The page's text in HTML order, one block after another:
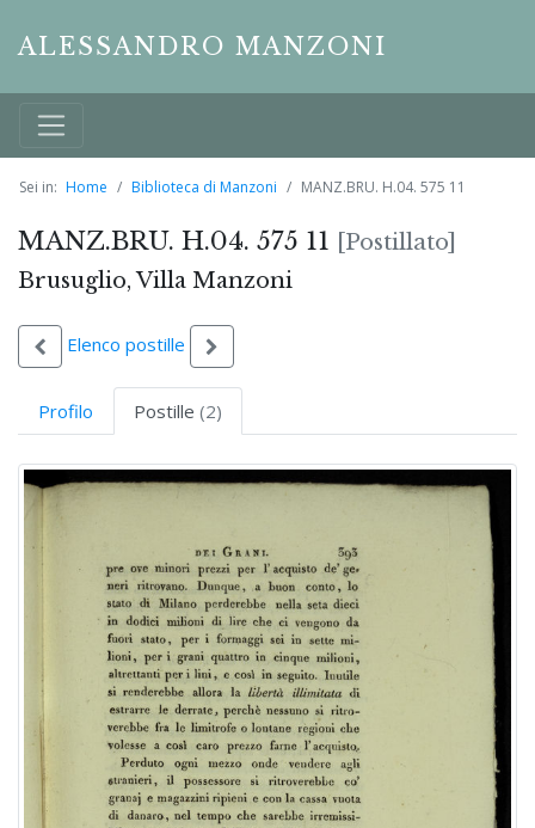
ALESSANDRO MANZONI
Sei in: Home Biblioteca di Manzoni MANZ.BRU. H.04. 575 11
MANZ.BRU. H.04. 575 11 [Postillato]
Brusuglio, Villa Manzoni
Elenco postille
Profilo Postille (2)